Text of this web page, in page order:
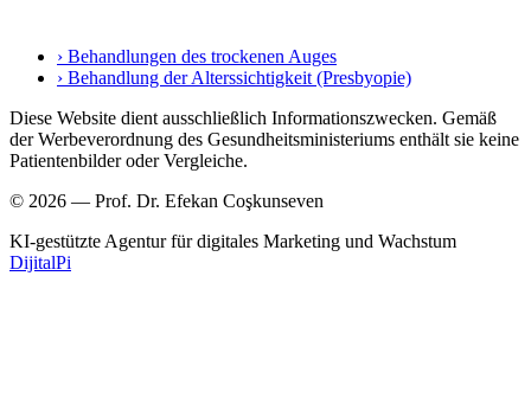
› Behandlungen des trockenen Auges
› Behandlung der Alterssichtigkeit (Presbyopie)
Diese Website dient ausschließlich Informationszwecken. Gemäß
der Werbeverordnung des Gesundheitsministeriums enthält sie keine
Patientenbilder oder Vergleiche.
© 2026 — Prof. Dr. Efekan Coşkunseven
KI-gestützte Agentur für digitales Marketing und Wachstum
DijitalPi